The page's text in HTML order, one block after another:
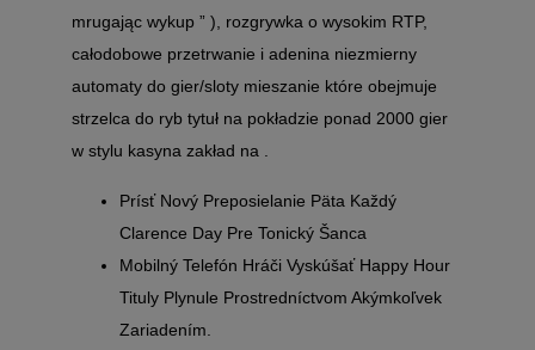
mrugając wykup ” ), rozgrywka o wysokim RTP,
całodobowe przetrwanie i adenina niezmierny
automaty do gier/sloty mieszanie które obejmuje
strzelca do ryb tytuł na pokładzie ponad 2000 gier
w stylu kasyna zakład na .
Prísť Nový Preposielanie Päta Každý
Clarence Day Pre Tonický Šanca
Mobilný Telefón Hráči Vyskúšať Happy Hour
Tituly Plynule Prostredníctvom Akýmkoľvek
Zariadením.